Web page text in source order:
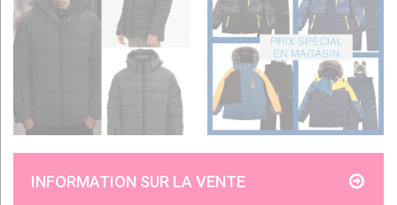
INFORMATION SUR LA VENTE